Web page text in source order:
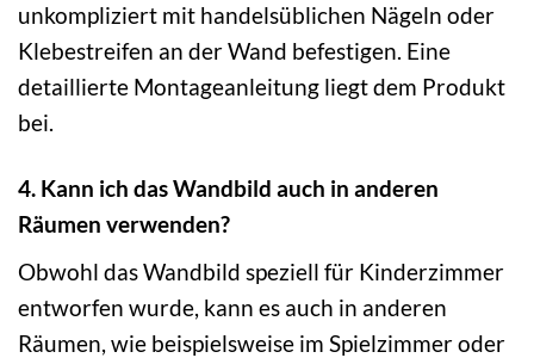
unkompliziert mit handelsüblichen Nägeln oder
Klebestreifen an der Wand befestigen. Eine
detaillierte Montageanleitung liegt dem Produkt
bei.
4. Kann ich das Wandbild auch in anderen
Räumen verwenden?
Obwohl das Wandbild speziell für Kinderzimmer
entworfen wurde, kann es auch in anderen
Räumen, wie beispielsweise im Spielzimmer oder